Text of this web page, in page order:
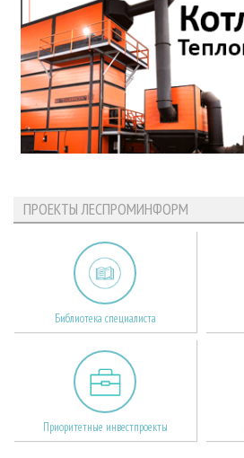
ПРОЕКТЫ ЛЕСПРОМИНФОРМ
Библиотека специалиста
Приоритетные инвестпроекты